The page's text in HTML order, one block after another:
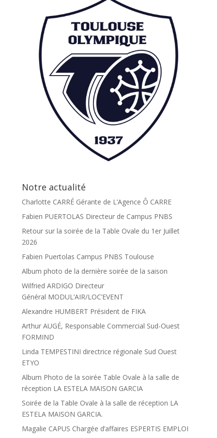
Notre actualité
Charlotte CARRÉ Gérante de L’Agence Ô CARRE
Fabien PUERTOLAS Directeur de Campus PNBS
Retour sur la soirée de la Table Ovale du 1er Juillet
2026
Fabien Puertolas Campus PNBS Toulouse
Album photo de la dernière soirée de la saison
Wilfried ARDIGO Directeur
Général MODUL’AIR/LOC’EVENT
Alexandre HUMBERT Président de FIKA
Arthur AUGÉ, Responsable Commercial Sud-Ouest
FORMIND
Linda TEMPESTINI directrice régionale Sud Ouest
ETYO
Album Photo de la soirée Table Ovale à la salle de
réception LA ESTELA MAISON GARCIA
Soirée de la Table Ovale à la salle de réception LA
ESTELA MAISON GARCIA.
Magalie CAPUS Chargée d’affaires ESPERTIS EMPLOI